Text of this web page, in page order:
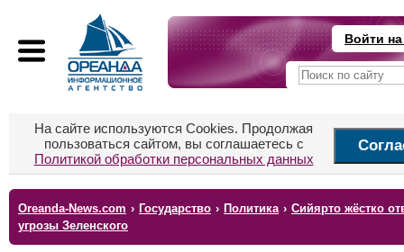
Войти
На сайте используются Cookies. Продолжая
пользоваться сайтом, вы соглашаетесь с
Политикой обработки персональных данных
Oreanda-News.com › Государство › Политика › Сийярто жёстко
угрозы Зеленского